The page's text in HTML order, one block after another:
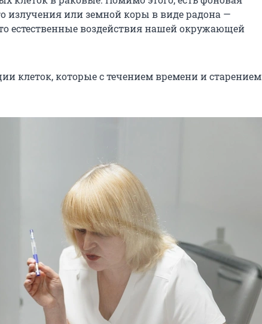
излучения или земной коры в виде радона —
естественные воздействия нашей окружающей
клеток, которые с течением времени и старением